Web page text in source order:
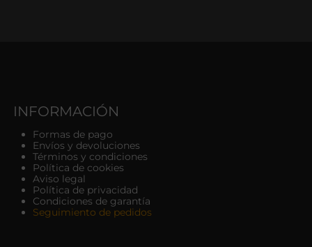
INFORMACIÓN
Formas de pago
Envíos y devoluciones
Términos y condiciones
Política de cookies
Aviso legal
Política de privacidad
Condiciones de garantía
Seguimiento de pedidos